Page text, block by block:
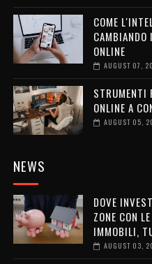
COME
CAMBIANDO
ONLINE
AUGUST 07,
STRUMENTI
ONLINE A
AUGUST 05,
NEWS
DOVE
ZONE CON
IMMOBILI,
AUGUST 03,